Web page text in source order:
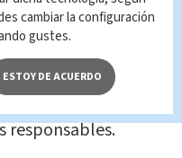
para
del
responsables.
cambiar la configuración
gustes.
ESTOY DE ACUERDO